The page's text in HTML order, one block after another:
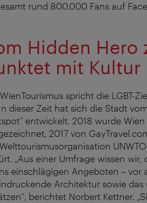
rund 800.000 Fans auf
Hidden Hero
mit
spricht die LGBT-
dieser Zeit hat sich die Stadt
entwickelt. 2018 wurde
2017 von
„Aus einer Umfrage wissen
einschlägigen Angeboten – vor
Architektur sowie
berichtet Norbert Kettner.